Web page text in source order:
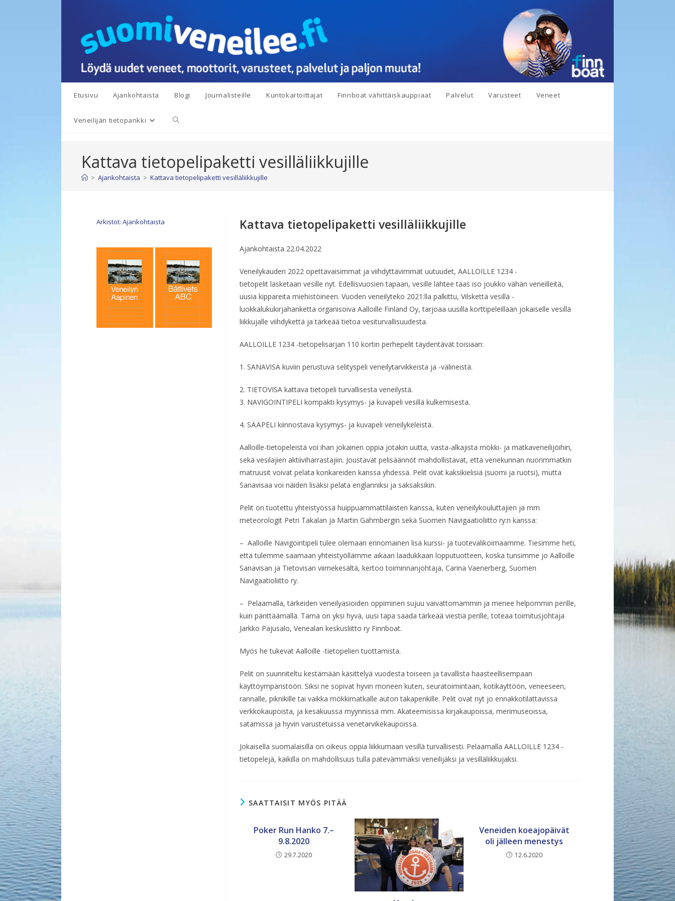
Etusivu Ajankohtaista Blogi Journalisteille Kuntokartoittajat Finnboat vähittäiskauppiaat Palvelut Varusteet Veneet
Veneilijän tietopankki Toggle
search
Kattava tietopelipaketti vesilläliikkujille
> Ajankohtaista > Kattava tietopelipaketti vesilläliikkujille
Arkistot: Ajankohtaista Kattava tietopelipaketti vesilläliikkujille
Ajankohtaista 22.04.2022
Veneilykauden 2022 opettavaisimmat ja viihdyttävimmät uutuudet, AALLOILLE 1234 -
tietopelit lasketaan vesille nyt. Edellisvuosien tapaan, vesille lähtee taas iso joukko vähän veneilleitä,
uusia kippareita miehistöineen. Vuoden veneilyteko 2021:lla palkittu, Vilskettä vesillä -
luokkalukukirjahanketta organisoiva Aalloille Finland Oy, tarjoaa uusilla korttipeleillään jokaiselle vesillä
liikkujalle viihdykettä ja tärkeää tietoa vesiturvallisuudesta.
AALLOILLE 1234 -tietopelisarjan 110 kortin perhepelit täydentävät toisiaan:
1. SANAVISA kuviin perustuva selityspeli veneilytarvikkeista ja -välineistä.
2. TIETOVISA kattava tietopeli turvallisesta veneilystä.
3. NAVIGOINTIPELI kompakti kysymys- ja kuvapeli vesillä kulkemisesta.
4. SÄÄPELI kiinnostava kysymys- ja kuvapeli veneilykeleistä.
Aalloille-tietopeleistä voi ihan jokainen oppia jotakin uutta, vasta-alkajista mökki- ja matkaveneilijöihin,
sekä vesilajien aktiiviharrastajiin. Joustavat pelisäännöt mahdollistavat, että venekunnan nuorimmatkin
matruusit voivat pelata konkareiden kanssa yhdessä. Pelit ovat kaksikielisiä (suomi ja ruotsi), mutta
Sanavisaa voi näiden lisäksi pelata englanniksi ja saksaksikin.
Pelit on tuotettu yhteistyössä huippuammattilaisten kanssa, kuten veneilykouluttajien ja mm
meteorologit Petri Takalan ja Martin Gahmbergin sekä Suomen Navigaatioliitto ry:n kanssa:
– Aalloille Navigointipeli tulee olemaan erinomainen lisä kurssi- ja tuotevalikoimaamme. Tiesimme heti,
että tulemme saamaan yhteistyöllämme aikaan laadukkaan lopputuotteen, koska tunsimme jo Aalloille
Sanavisan ja Tietovisan viimekesältä, kertoo toiminnanjohtaja, Carina Vaenerberg, Suomen
Navigaatioliitto ry.
– Pelaamalla, tärkeiden veneilyasioiden oppiminen sujuu vaivattomammin ja menee helpommin perille,
kuin pänttäämällä. Tämä on yksi hyvä, uusi tapa saada tärkeää viestiä perille, toteaa toimitusjohtaja
Jarkko Pajusalo, Venealan keskusliitto ry Finnboat.
Myös he tukevat Aalloille -tietopelien tuottamista.
Pelit on suunniteltu kestämään käsittelyä vuodesta toiseen ja tavallista haasteellisempaan
käyttöympäristöön. Siksi ne sopivat hyvin moneen kuten, seuratoimintaan, kotikäyttöön, veneeseen,
rannalle, piknikille tai vaikka mökkimatkalle auton takapenkille. Pelit ovat nyt jo ennakkotilattavissa
verkkokaupoista, ja kesäkuussa myynnissä mm. Akateemisissa kirjakaupoissa, merimuseoissa,
satamissa ja hyvin varustetuissa venetarvikekaupoissa.
Jokaisella suomalaisilla on oikeus oppia liikkumaan vesillä turvallisesti. Pelaamalla AALLOILLE 1234 -
tietopelejä, kaikilla on mahdollisuus tulla pätevämmäksi veneilijäksi ja vesilläliikkujaksi.
SAATTAISIT MYÖS PITÄÄ
Poker Run Hanko 7.–
9.8.2020
29.7.2020
Veneiden koeajopäivät
oli jälleen menestys
12.6.2020